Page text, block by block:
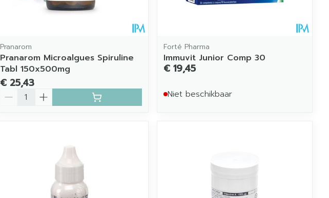
Pranarom
Pranarom Microalgues Spiruline
Tabl 150x500mg
€ 25,43
Aantal
Forté Pharma
Immuvit Junior Comp 30
€ 19,45
Niet beschikbaar